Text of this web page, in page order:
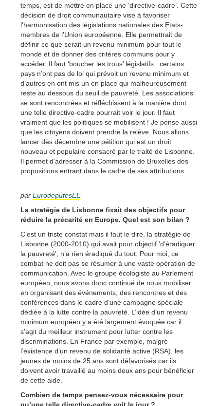
temps, est de mettre en place une ‘directive-cadre’. Cette
décision de droit communautaire vise à favoriser
l’harmonisation des législations nationales des Etats-
membres de l’Union européenne. Elle permettrait de
définir ce que serait un revenu minimum pour tout le
monde et de donner des critères communs pour y
accéder. Il faut ‘boucher les trous’ législatifs : certains
pays n’ont pas de loi qui prévoit un revenu minimum et
d’autres en ont mis un en place qui malheureusement
reste au dessous du seuil de pauvreté. Les associations
se sont rencontrées et réfléchissent à la manière dont
une telle directive-cadre pourrait voir le jour. Il faut
vraiment que les politiques se mobilisent ! Je pense aussi
que les citoyens doivent prendre la relève. Nous allons
lancer dès décembre une pétition qui est un droit
nouveau et populaire consacré par le traité de Lisbonne.
Il permet d’adresser à la Commission de Bruxelles des
propositions entrant dans le cadre de ses attributions.
par EurodeputesEE
La stratégie de Lisbonne fixait des objectifs pour
réduire la précarité en Europe. Quel est son bilan ?
C’est un triste constat mais il faut le dire, la stratégie de
Lisbonne (2000-2010) qui avait pour objectif ‘d’éradiquer
la pauvreté’, n’a rien éradiqué du tout. Pour moi, ce
combat ne doit pas se résumer à une vaste opération de
communication. Avec le groupe écologiste au Parlement
européen, nous avons donc continué de nous mobiliser
en organisant des événements, des rencontres et des
conférences dans le cadre d’une campagne spéciale
dédiée à la lutte contre la pauvreté. L’idée d’un revenu
minimum européen y a été largement évoquée car il
s’agit du meilleur instrument pour lutter contre les
discriminations. En France par exemple, malgré
l’existence d’un revenu de solidarité active (RSA), les
jeunes de moins de 25 ans sont défavorisés car ils
doivent avoir travaillé au moins deux ans pour bénéficier
de cette aide.
Combien de temps pensez-vous nécessaire pour
qu’une telle directive-cadre voit le jour ?